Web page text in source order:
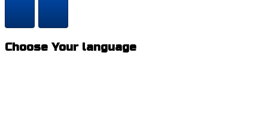
Choose Your language